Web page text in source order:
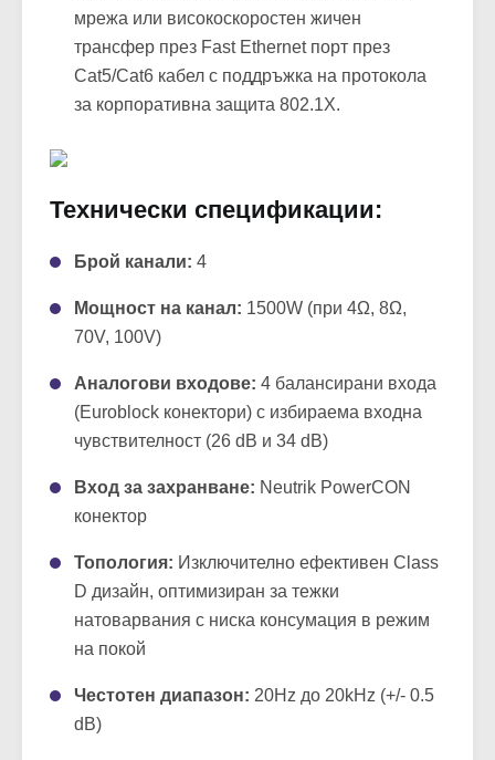
мрежа или високоскоростен жичен
трансфер през Fast Ethernet порт през
Cat5/Cat6 кабел с поддръжка на протокола
за корпоративна защита 802.1X.
Технически спецификации:
Брой канали: 4
Мощност на канал: 1500W (при 4Ω, 8Ω,
70V, 100V)
Аналогови входове: 4 балансирани входа
(Euroblock конектори) с избираема входна
чувствителност (26 dB и 34 dB)
Вход за захранване: Neutrik PowerCON
конектор
Топология: Изключително ефективен Class
D дизайн, оптимизиран за тежки
натоварвания с ниска консумация в режим
на покой
Честотен диапазон: 20Hz до 20kHz (+/- 0.5
dB)